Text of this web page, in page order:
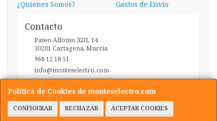
Política de Cookies de monteselectro.com
CONFIGURAR RECHAZAR ACEPTAR COOKIES
¿Quienes Somos?
Gastos de Envío
Contacto
Paseo Alfonso XIII, 14
30201 Cartagena, Murcia
968 12 18 51
info@monteselectro.com
Horario
Lunes a Viernes: 09:45-14:00 y 17:00-20:30 / Sábados: